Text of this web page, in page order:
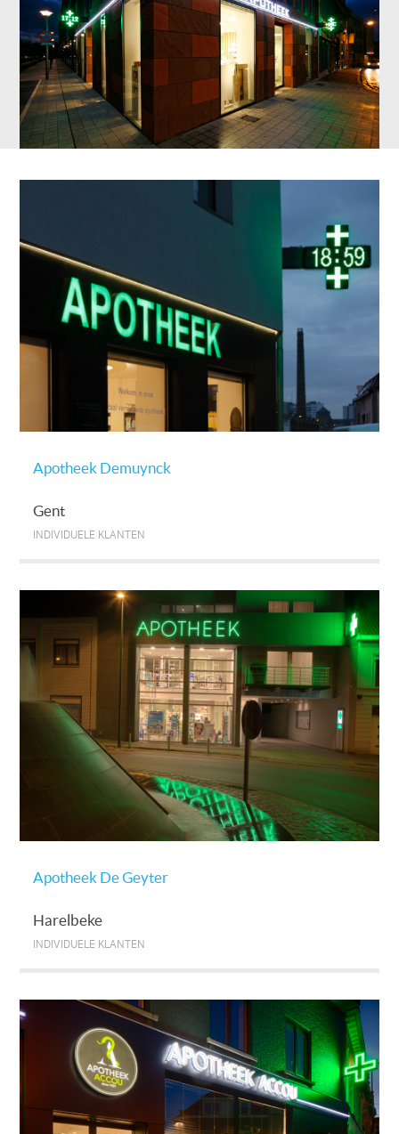
Apotheek Demuynck
Gent
INDIVIDUELE KLANTEN
Apotheek De Geyter
Harelbeke
INDIVIDUELE KLANTEN